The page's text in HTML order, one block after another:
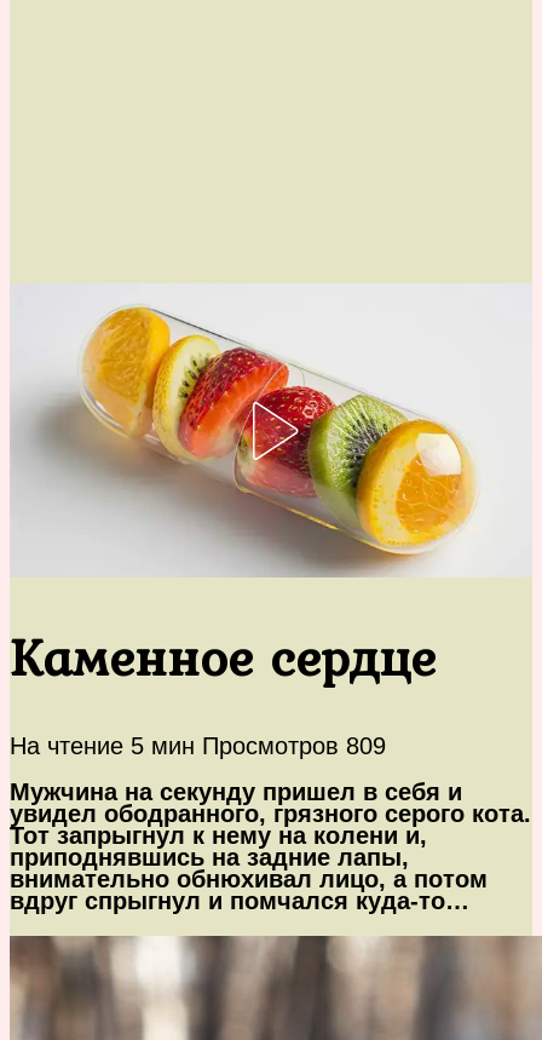
Каменное сердце
На чтение 5 мин Просмотров 809
Мужчина на секунду пришел в себя и
увидел ободранного, грязного серого кота.
Тот запрыгнул к нему на колени и,
приподнявшись на задние лапы,
внимательно обнюхивал лицо, а потом
вдруг спрыгнул и помчался куда-то…